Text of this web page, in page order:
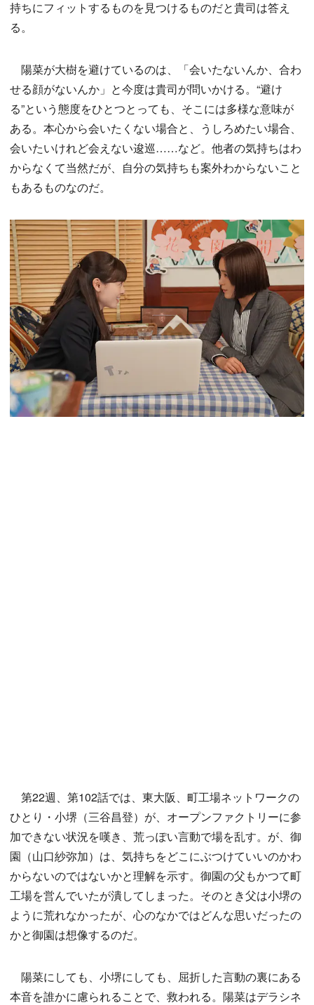
持ちにフィットするものを見つけるものだと貴司は答え
る。
陽菜が大樹を避けているのは、「会いたないんか、合わ
せる顔がないんか」と今度は貴司が問いかける。“避け
る”という態度をひとつとっても、そこには多様な意味が
ある。本心から会いたくない場合と、うしろめたい場合、
会いたいけれど会えない逡巡……など。他者の気持ちはわ
からなくて当然だが、自分の気持ちも案外わからないこと
もあるものなのだ。
第22週、第102話では、東大阪、町工場ネットワークの
ひとり・小堺（三谷昌登）が、オープンファクトリーに参
加できない状況を嘆き、荒っぽい言動で場を乱す。が、御
園（山口紗弥加）は、気持ちをどこにぶつけていいのかわ
からないのではないかと理解を示す。御園の父もかつて町
工場を営んでいたが潰してしまった。そのとき父は小堺の
ように荒れなかったが、心のなかではどんな思いだったの
かと御園は想像するのだ。
陽菜にしても、小堺にしても、屈折した言動の裏にある
本音を誰かに慮られることで、救われる。陽菜はデラシネ